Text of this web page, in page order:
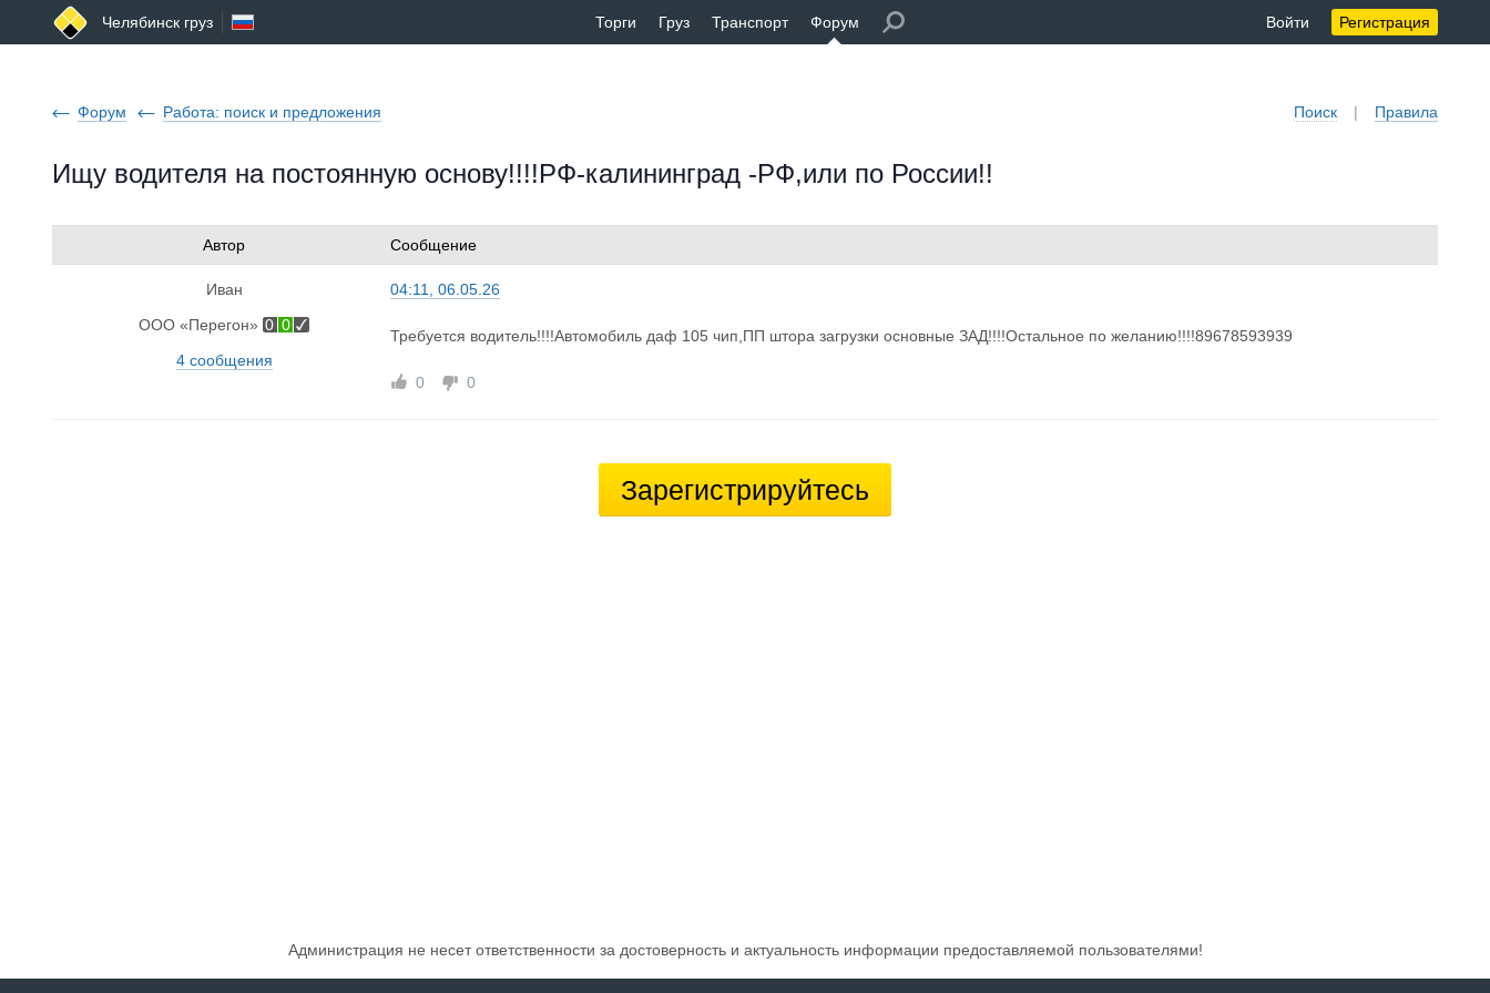
Челябинск груз Торги Груз Транспорт Форум Войти Регистрация
Поиск | Правила
Форум Работа: поиск и предложения
Ищу водителя на постоянную основу!!!!РФ-калининград -РФ,или по России!!
Автор Сообщение
Иван
ООО «Перегон» 0 0
4 сообщения
04:11, 06.05.26
Требуется водитель!!!!Автомобиль даф 105 чип,ПП штора загрузки основные ЗАД!!!!Остальное по желанию!!!!89678593939
0 0
Зарегистрируйтесь
Администрация не несет ответственности за достоверность и актуальность информации предоставляемой пользователями!